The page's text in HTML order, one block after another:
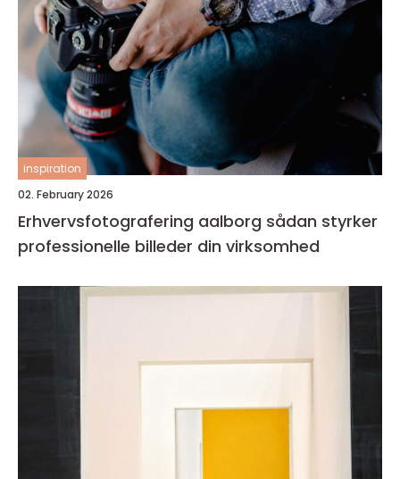
inspiration
02. February 2026
Erhvervsfotografering aalborg sådan styrker
professionelle billeder din virksomhed